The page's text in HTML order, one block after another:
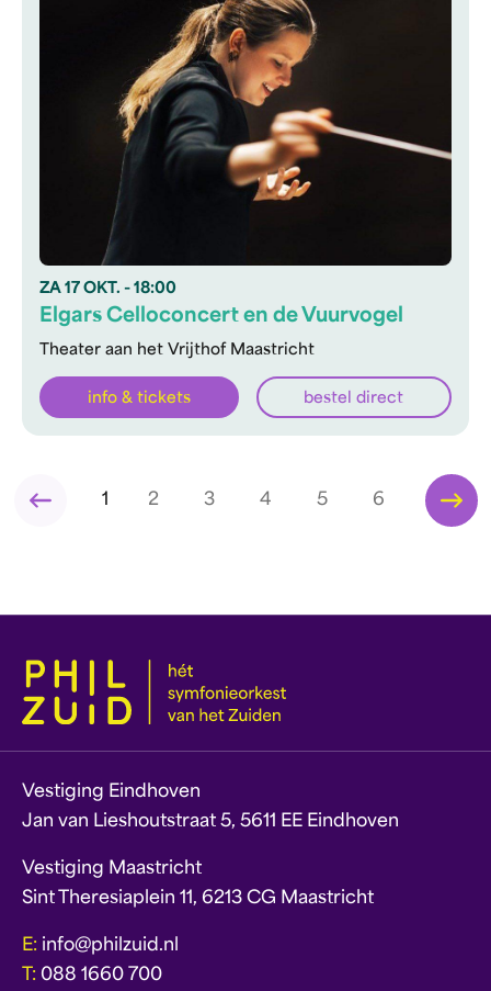
ZA 17 OKT. - 18:00
Theater aan het Vrijthof Maastricht
Elgars Celloconcert en de Vuurvogel
info & tickets bestel direct
1 2 3 4 5 6
Vestiging Eindhoven
Jan van Lieshoutstraat 5, 5611 EE Eindhoven
Vestiging Maastricht
Sint Theresiaplein 11, 6213 CG Maastricht
E: info@philzuid.nl
T: 088 1660 700